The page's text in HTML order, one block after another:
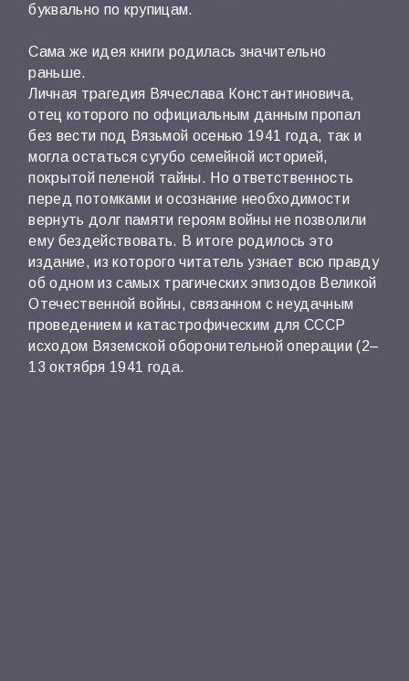
буквально по крупицам.
Сама же идея книги родилась значительно
раньше.
Личная трагедия Вячеслава Константиновича,
отец которого по официальным данным пропал
без вести под Вязьмой осенью 1941 года, так и
могла остаться сугубо семейной историей,
покрытой пеленой тайны. Но ответственность
перед потомками и осознание необходимости
вернуть долг памяти героям войны не позволили
ему бездействовать. В итоге родилось это
издание, из которого читатель узнает всю правду
об одном из самых трагических эпизодов Великой
Отечественной войны, связанном с неудачным
проведением и катастрофическим для СССР
исходом Вяземской оборонительной операции (2–
13 октября 1941 года.